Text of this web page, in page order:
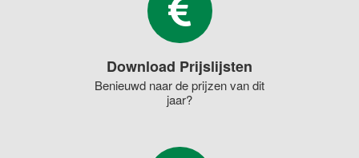
Download Prijslijsten
Benieuwd naar de prijzen van dit
jaar?